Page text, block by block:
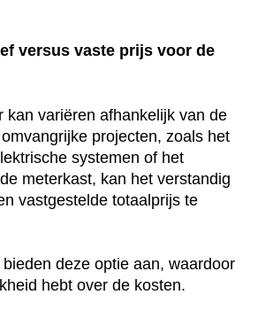
versus vaste prijs voor de
kan variëren afhankelijk van de
projecten, zoals het
systemen of het
meterkast, kan het verstandig
vastgestelde totaalprijs te
deze optie aan, waardoor
hebt over de kosten.